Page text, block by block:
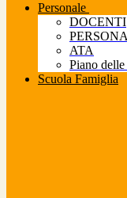
Personale
DOCENTI
ATA
Piano
Scuola Famiglia